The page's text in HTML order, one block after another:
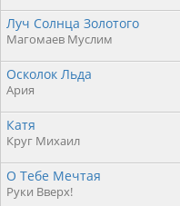
Луч Солнца Золотого
Магомаев Муслим
Осколок Льда
Ария
Катя
Круг Михаил
О Тебе Мечтая
Руки Вверх!